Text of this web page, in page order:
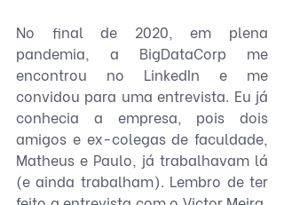
No final de 2020, em plena
pandemia, a BigDataCorp me
encontrou no LinkedIn e me
convidou para uma entrevista. Eu já
conhecia a empresa, pois dois
amigos e ex-colegas de faculdade,
Matheus e Paulo, já trabalhavam lá
(e ainda trabalham). Lembro de ter